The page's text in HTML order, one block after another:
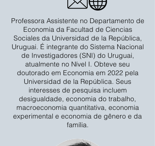
Professora Assistente no Departamento de
Economia da Facultad de Ciencias
Sociales da Universidad de la República,
Uruguai. É integrante do Sistema Nacional
de Investigadores (SNI) do Uruguai,
atualmente no Nível I. Obteve seu
doutorado em Economia em 2022 pela
Universidad de la República. Seus
interesses de pesquisa incluem
desigualdade, economia do trabalho,
macroeconomia quantitativa, economia
experimental e economia de gênero e da
família.